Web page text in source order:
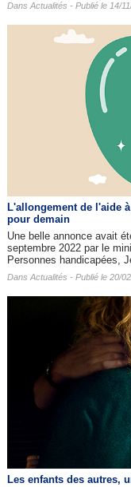
Dans Actualités - Publié le 14/
L'allongement de l'aide
pour demain
Une belle annonce avait
septembre 2022 par le
Personnes handicapées,
Dans Actualités - Publié le 20/
Les enfants des autres​,